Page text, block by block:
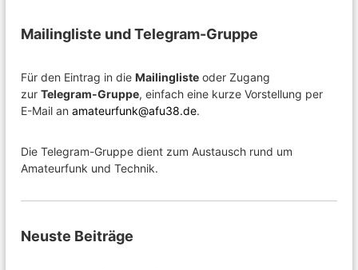
Mailingliste und Telegram-Gruppe
Für den Eintrag in dieMailingliste oder Zugang
zurTelegram-Gruppe, einfach eine kurze Vorstellung per
E-Mail anamateurfunk@afu38.de.
Die Telegram-Gruppe dient zum Austausch rund um
Amateurfunk und Technik.
Neuste Beiträge